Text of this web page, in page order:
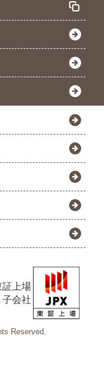
証上場
会社
Reserved.